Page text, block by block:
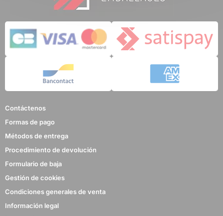
Contáctenos
Formas de pago
Métodos de entrega
Procedimiento de devolución
Formulario de baja
Gestión de cookies
Condiciones generales de venta
Información legal